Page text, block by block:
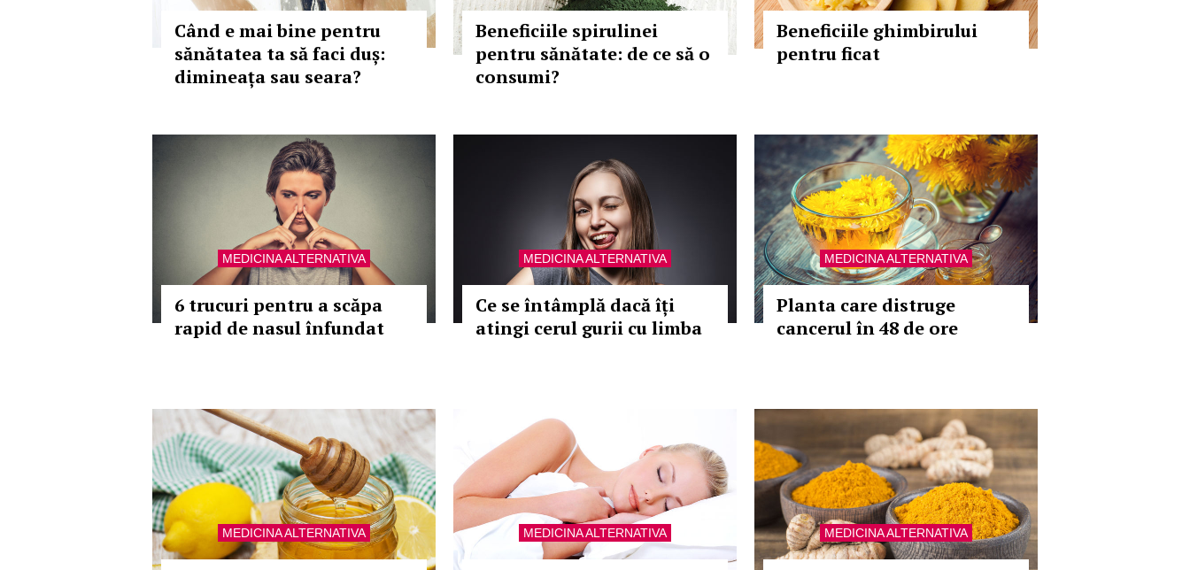
Când e mai bine pentru
sănătatea ta să faci duș:
dimineața sau seara?
Beneficiile spirulinei
pentru sănătate: de ce să o
consumi?
Beneficiile ghimbirului
pentru ficat
MEDICINA ALTERNATIVA
6 trucuri pentru a scăpa
rapid de nasul înfundat
MEDICINA ALTERNATIVA
Ce se întâmplă dacă îți
atingi cerul gurii cu limba
MEDICINA ALTERNATIVA
Planta care distruge
cancerul în 48 de ore
MEDICINA ALTERNATIVA MEDICINA ALTERNATIVA MEDICINA ALTERNATIVA